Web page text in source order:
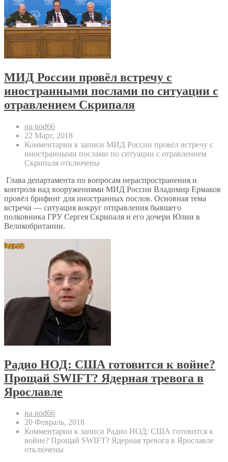
МИД России провёл встречу с
иностранными послами по ситуации с
отравлением Скрипаля
на nod66
22 Март, 2018
Комментарии к записи МИД России провёл встречу с
иностранными послами по ситуации с отравлением
Скрипаля отключены
Глава департамента по вопросам нераспространения и
контроля над вооружениями МИД России Владимир Ермаков
провёл брифинг для иностранных послов. Основная тема
встречи — ситуация вокруг отправления бывшего
полковника ГРУ Сергея Скрипаля и его дочери Юлии в
Великобритании.
Радио НОД: США готовится к войне?
Прощай SWIFT? Ядерная тревога в
Ярославле
на nod66
20 Февраль, 2018
Комментарии к записи Радио НОД: США готовится к
войне? Прощай SWIFT? Ядерная тревога в Ярославле
отключены